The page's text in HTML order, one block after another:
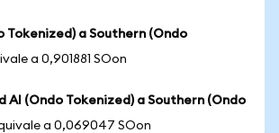
Tokenized) a Southern (Ondo
a 0,901881 SOon
AI (Ondo Tokenized) a Southern (Ondo
a 0,069047 SOon